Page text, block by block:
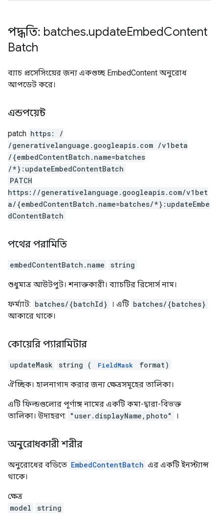
পদ্ধতি: batches.updateEmbedContent
Batch
ব্যাচ প্রসেসিংয়ের জন্য একগুচ্ছ EmbedContent অনুরোধ
আপডেট করে।
এন্ডপয়েন্ট
patch https: /
/generativelanguage.googleapis.com /v1beta
/{embedContentBatch.name=batches
/*}:updateEmbedContentBatch
PATCH
https://generativelanguage.googleapis.com/v1bet
a/{embedContentBatch.name=batches/*}:updateEmbe
dContentBatch
পথের পরামিতি
embedContentBatch.name string
শুধুমাত্র আউটপুট। শনাক্তকারী। ব্যাচটির রিসোর্স নাম।
ফর্ম্যাট: batches/{batchId} । এটি batches/{batches}
আকারে থাকে।
কোয়েরি প্যারামিটার
updateMask string ( FieldMask format)
ঐচ্ছিক। হালনাগাদ করার জন্য ক্ষেত্রসমূহের তালিকা।
এটি ফিল্ডগুলোর পূর্ণাঙ্গ নামের একটি কমা-দ্বারা-বিভক্ত
তালিকা। উদাহরণ: "user.displayName,photo" ।
অনুরোধকারী শরীর
অনুরোধের বডিতে EmbedContentBatch এর একটি ইনস্ট্যান্স
থাকে।
ক্ষেত্র
model
string